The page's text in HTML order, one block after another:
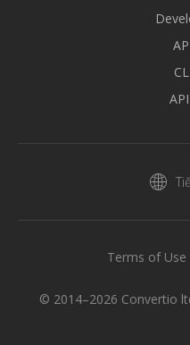
© 2014–2026 Convertio
Terms of Use